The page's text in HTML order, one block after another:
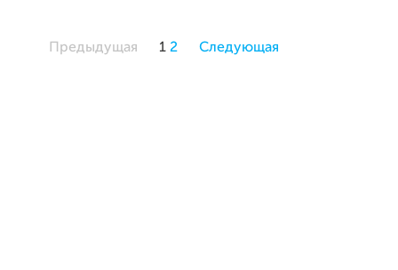
Предыдущая 1 2 Следующая